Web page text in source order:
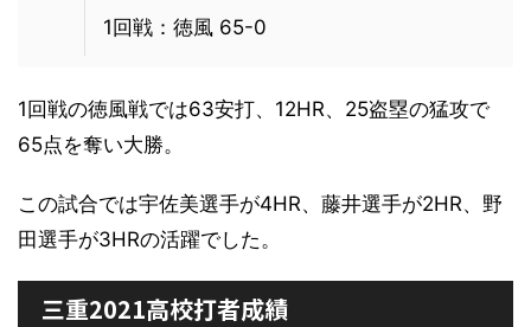
1回戦：徳風 65-0
1回戦の徳風戦では63安打、12HR、25盗塁の猛攻で
65点を奪い大勝。
この試合では宇佐美選手が4HR、藤井選手が2HR、野
田選手が3HRの活躍でした。
三重2021高校打者成績